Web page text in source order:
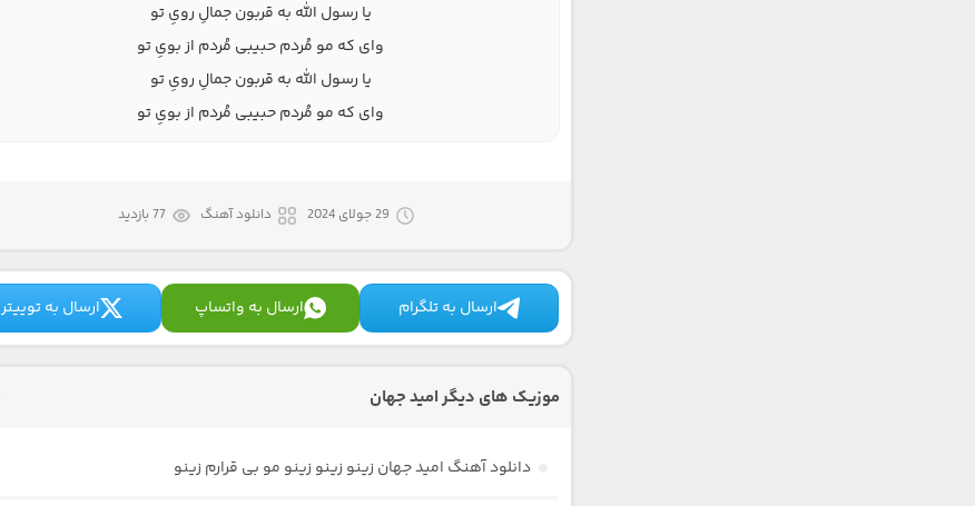
یا رسول الله به قربون جمالِ رویِ تو
وای که مو مُردم حبیبی مُردم از بویِ تو
یا رسول الله به قربون جمالِ رویِ تو
وای که مو مُردم حبیبی مُردم از بویِ تو
29 جولای 2024 دانلود آهنگ 77 بازدید
ارسال به تلگرام ارسال به واتساپ ارسال به توییتر
موزیک های دیگر امید جهان
دانلود آهنگ امید جهان زینو زینو زینو مو بی قرارم زینو